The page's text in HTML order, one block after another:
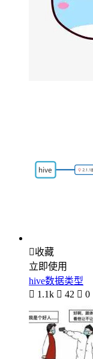
收藏
立即使用
hive数据类型
 1.1k  42  0